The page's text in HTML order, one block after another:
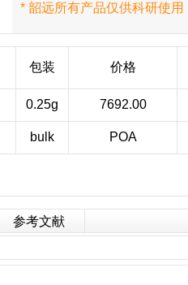
* 韶远所有产品仅供科研使用
包装 价格
0.25g 7692.00
bulk POA
参考文献